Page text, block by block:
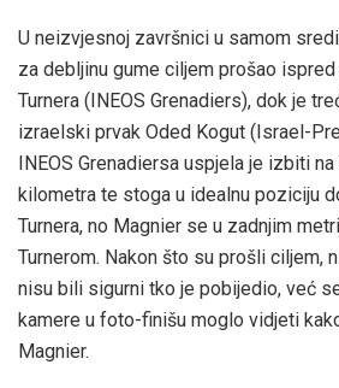
U neizvjesnoj završnici u samom
za debljinu gume ciljem prošao
Turnera (INEOS Grenadiers), dok je
izraelski prvak Oded Kogut (Israel-
INEOS Grenadiersa uspjela je izbiti
kilometra te stoga u idealnu poziciju
Turnera, no Magnier se u zadnjim
Turnerom. Nakon što su prošli ciljem,
nisu bili sigurni tko je pobijedio, već
kamere u foto-finišu moglo vidjeti
Magnier.